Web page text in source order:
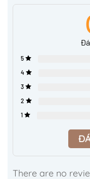
5
4
3
2
1
There are no